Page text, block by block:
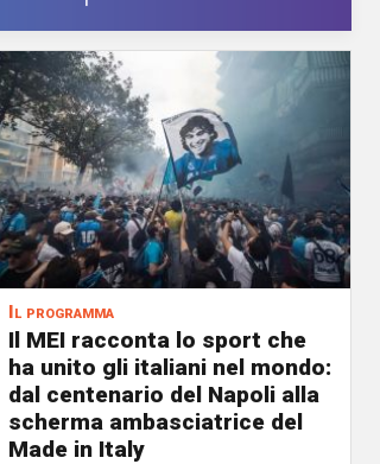
Il programma
Il MEI racconta lo sport che
ha unito gli italiani nel mondo:
dal centenario del Napoli alla
scherma ambasciatrice del
Made in Italy